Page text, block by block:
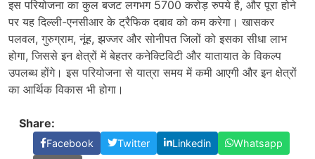
इस परियोजना का कुल बजट लगभग 5700 करोड़ रुपये है, और पूरा होने
पर यह दिल्ली-एनसीआर के ट्रैफिक दबाव को कम करेगा। खासकर
पलवल, गुरुग्राम, नूंह, झज्जर और सोनीपत जिलों को इसका सीधा लाभ
होगा, जिससे इन क्षेत्रों में बेहतर कनेक्टिविटी और यातायात के विकल्प
उपलब्ध होंगे। इस परियोजना से यात्रा समय में कमी आएगी और इन क्षेत्रों
का आर्थिक विकास भी होगा।
Share:
Facebook Twitter Linkedin
Whatsapp